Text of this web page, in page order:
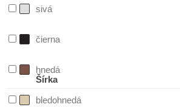
sivá
čierna
hnedá
bledohnedá
Šírka